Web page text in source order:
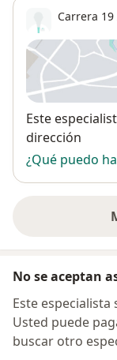
Carrera 19
Este
dirección
¿Qué puedo
No se aceptan
Este
Usted puede
buscar otro